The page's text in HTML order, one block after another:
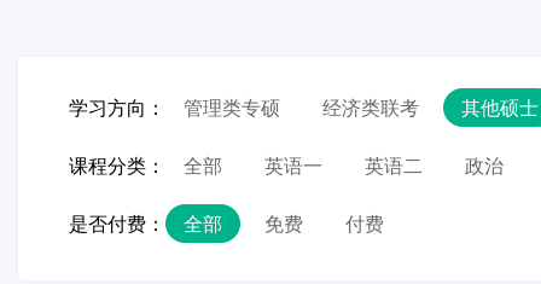
学习方向： 管理类专硕 经济类联考 其他硕士
课程分类： 全部 英语一 英语二 政治
是否付费： 全部 免费 付费